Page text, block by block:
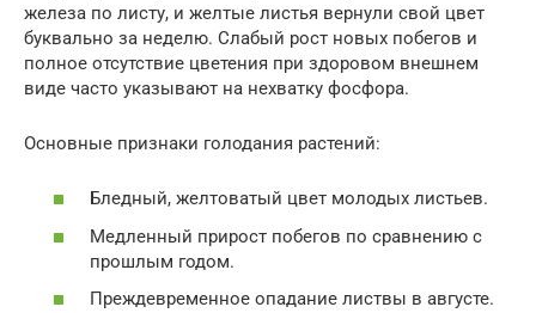
железа по листу, и желтые листья вернули свой цвет
буквально за неделю. Слабый рост новых побегов и
полное отсутствие цветения при здоровом внешнем
виде часто указывают на нехватку фосфора.
Основные признаки голодания растений:
Бледный, желтоватый цвет молодых листьев.
Медленный прирост побегов по сравнению с
прошлым годом.
Преждевременное опадание листвы в августе.